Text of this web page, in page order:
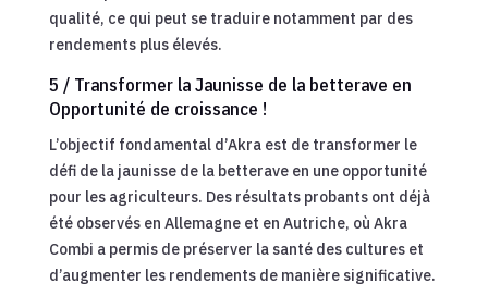
qualité, ce qui peut se traduire notamment par des
rendements plus élevés.
5 / Transformer la Jaunisse de la betterave en
Opportunité de croissance !
L’objectif fondamental d’Akra est de transformer le
défi de la jaunisse de la betterave en une opportunité
pour les agriculteurs. Des résultats probants ont déjà
été observés en Allemagne et en Autriche, où Akra
Combi a permis de préserver la santé des cultures et
d’augmenter les rendements de manière significative.